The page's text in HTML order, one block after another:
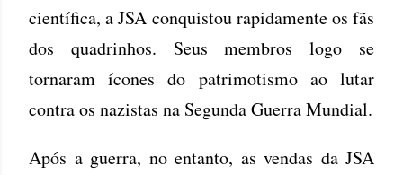
científica, a JSA conquistou rapidamente os fãs
dos quadrinhos. Seus membros logo se
tornaram ícones do patrimotismo ao lutar
contra os nazistas na Segunda Guerra Mundial.
Após a guerra, no entanto, as vendas da JSA